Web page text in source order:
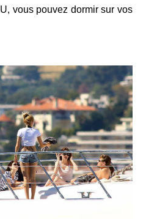
vous pouvez dormir sur vos